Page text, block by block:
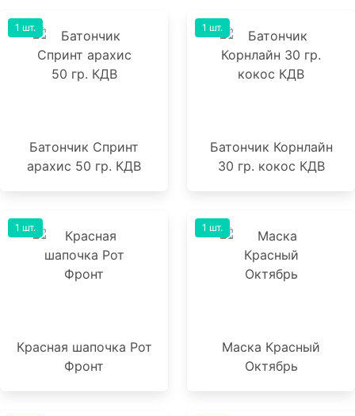
Батончик Спринт
арахис 50 гр. КДВ
1 шт.
Батончик Корнлайн
30 гр. кокос КДВ
1 шт.
Красная шапочка Рот
Фронт
1 шт.
Маска Красный
Октябрь
1 шт.